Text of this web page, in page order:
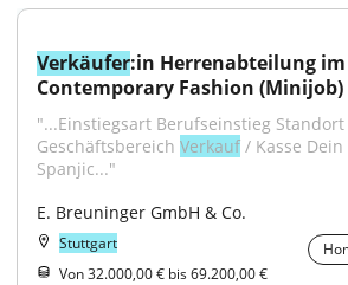
Verkäufer:in Herrenabteilung im
Contemporary Fashion (Minijob)
"...Einstiegsart Berufseinstieg Standort
Geschäftsbereich Verkauf / Kasse
Spanjic..."
E. Breuninger GmbH & Co.
Stuttgart
Von 32.000,00 € bis 69.200,00 €